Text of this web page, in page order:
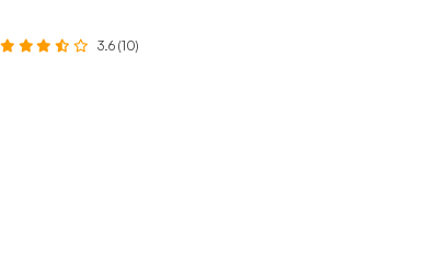
3.6 (10)